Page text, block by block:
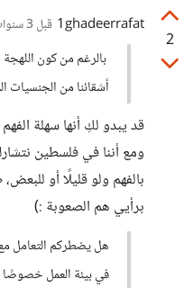
2
1ghadeerrafat قبل 3 سنوات
بالرغم من كون
أشقائنا من الجنسيات
قد يبدو لكِ أنها سهلة
ومع أننا في فلسطين
بالفهم ولو قليلًا أو
برأيي هم الصعوبة :)
هل يضطركم التعامل
في بيئة العمل خصوصًا